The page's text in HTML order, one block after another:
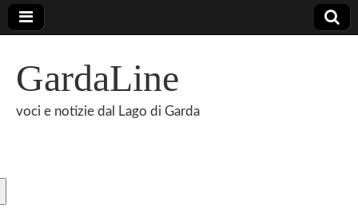
GardaLine
voci e notizie dal Lago di Garda